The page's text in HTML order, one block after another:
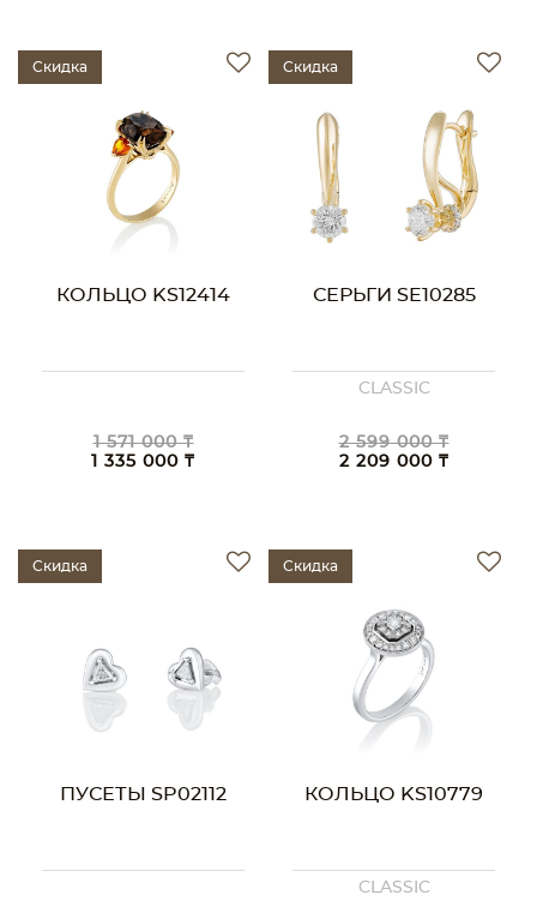
Скидка
КОЛЬЦО KS12414
1 571 000 ₸
1 335 000 ₸
Скидка
СЕРЬГИ SE10285
CLASSIC
2 599 000 ₸
2 209 000 ₸
Скидка
ПУСЕТЫ SP02112
Скидка
КОЛЬЦО KS10779
CLASSIC